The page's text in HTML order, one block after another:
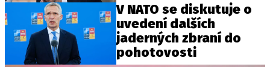
V NATO se diskutuje o
uvedení dalších
jaderných zbraní do
pohotovosti